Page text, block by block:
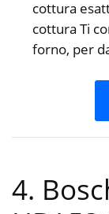
cottura
cottura Ti
forno, per
4.